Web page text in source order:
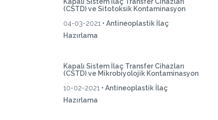
(CSTD) ve Sitotoksik Kontaminasyon
04-03-2021 • Antineoplastik İlaç
Hazırlama
Kapalı Sistem İlaç Transfer Cihazları
(CSTD) ve Mikrobiyolojik Kontaminasyon
10-02-2021 • Antineoplastik İlaç
Hazırlama